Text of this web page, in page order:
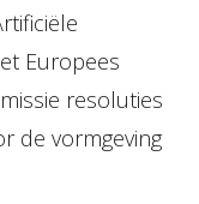
Europees
resoluties
de vormgeving